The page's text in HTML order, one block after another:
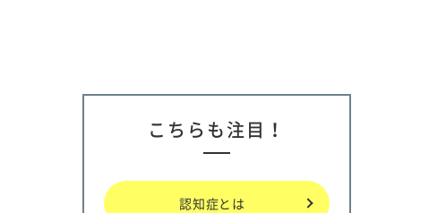
こちらも注目！
認知症とは